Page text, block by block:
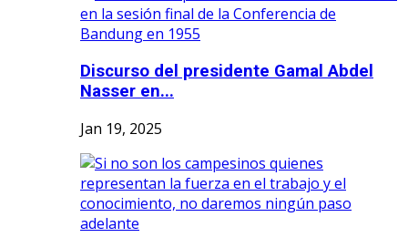
Discurso del presidente Gamal Abdel
Nasser en...
Jan 19, 2025